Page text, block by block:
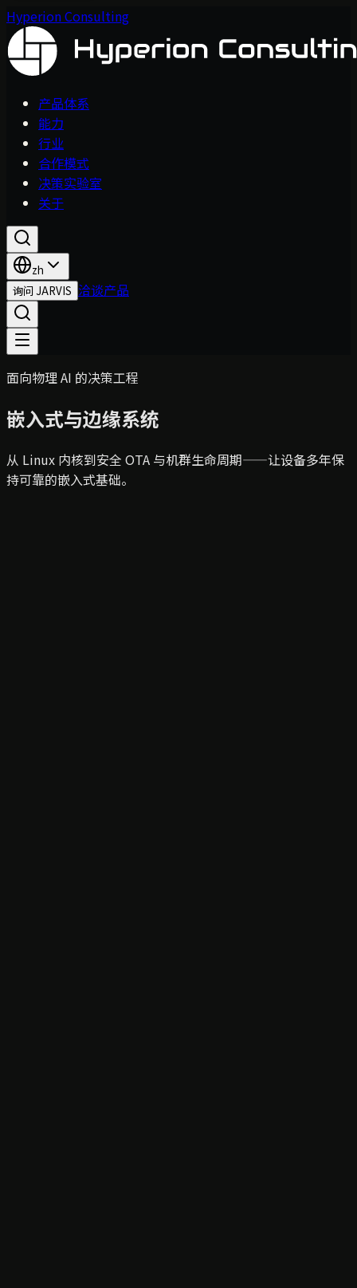
Hyperion Consulting
产品体系
能力
行业
合作模式
决策实验室
关于
zh
询问 JARVIS 洽谈产品
面向物理 AI 的决策工程
嵌入式与边缘系统
从 Linux 内核到安全 OTA 与机群生命周期——让设备多年保
持可靠的嵌入式基础。